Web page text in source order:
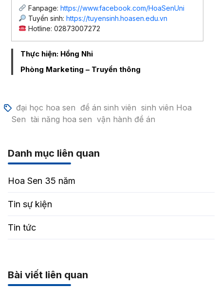
Fanpage:https://www.facebook.com/HoaSenUni
Tuyển sinh:https://tuyensinh.hoasen.edu.vn
Hotline: 02873007272
Thực hiện: Hồng Nhi
Phòng Marketing – Truyền thông
đại học hoa sen đề án sinh viên sinh viên Hoa
Sen tài năng hoa sen vận hành đề án
Danh mục liên quan
Hoa Sen 35 năm
Tin sự kiện
Tin tức
Bài viết liên quan